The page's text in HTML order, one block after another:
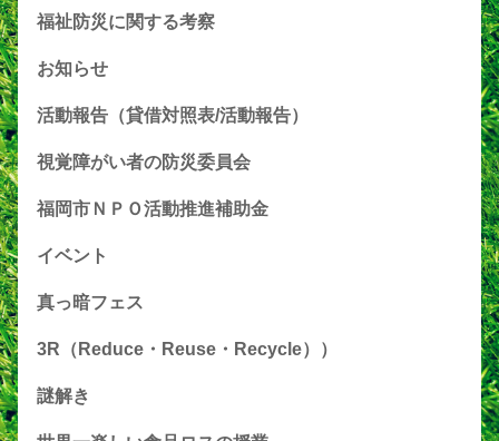
福祉防災に関する考察
お知らせ
活動報告（貸借対照表/活動報告）
視覚障がい者の防災委員会
福岡市ＮＰＯ活動推進補助金
イベント
真っ暗フェス
3R（Reduce・Reuse・Recycle））
謎解き